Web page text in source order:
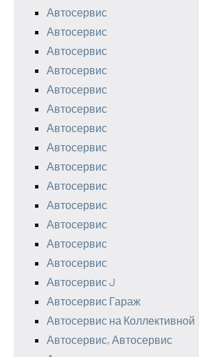
Автосервис
Автосервис
Автосервис
Автосервис
Автосервис
Автосервис
Автосервис
Автосервис
Автосервис
Автосервис
Автосервис
Автосервис
Автосервис
Автосервис
Автосервис J
Автосервис Гараж
Автосервис на Коллективной
Автосервис, Автосервис